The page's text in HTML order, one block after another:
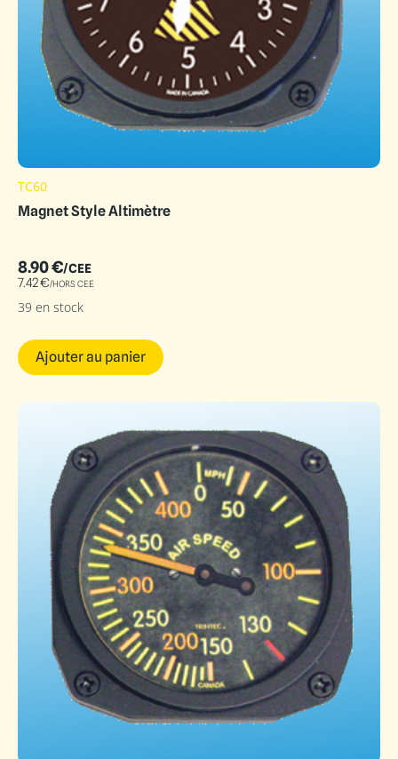
TC60
Magnet Style Altimètre
8.90€/CEE
7.42€/HORS CEE
39 en stock
Ajouter au panier